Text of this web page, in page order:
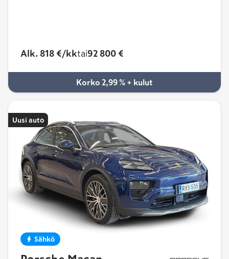
Alk. 818 €/kktai92 800 €
Korko 2,99 % + kulut
Uusi auto
Sähkö